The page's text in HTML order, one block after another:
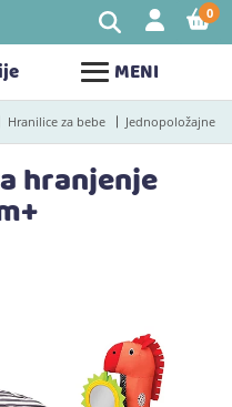
MENI
0
Hranilice za bebe Jednopoložajne
hranjenje